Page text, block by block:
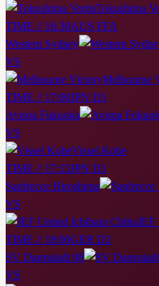
Tokushima
TIME // 16:30AUS FFA
Western Sydney
VS
Melbourne
TIME // 17:00JPN D1
Avispa Fukuoka
VS
Vissel Kobe
TIME // 17:15JPN D1
Sanfrecce Hiroshima
VS
JEF
TIME // 18:00GER D2
SV Darmstadt 98
VS